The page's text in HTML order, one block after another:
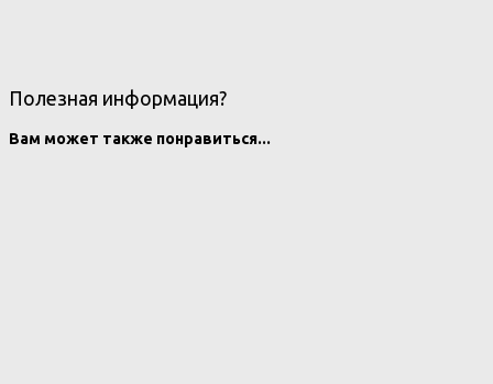
Полезная информация?
Вам может также понравиться...